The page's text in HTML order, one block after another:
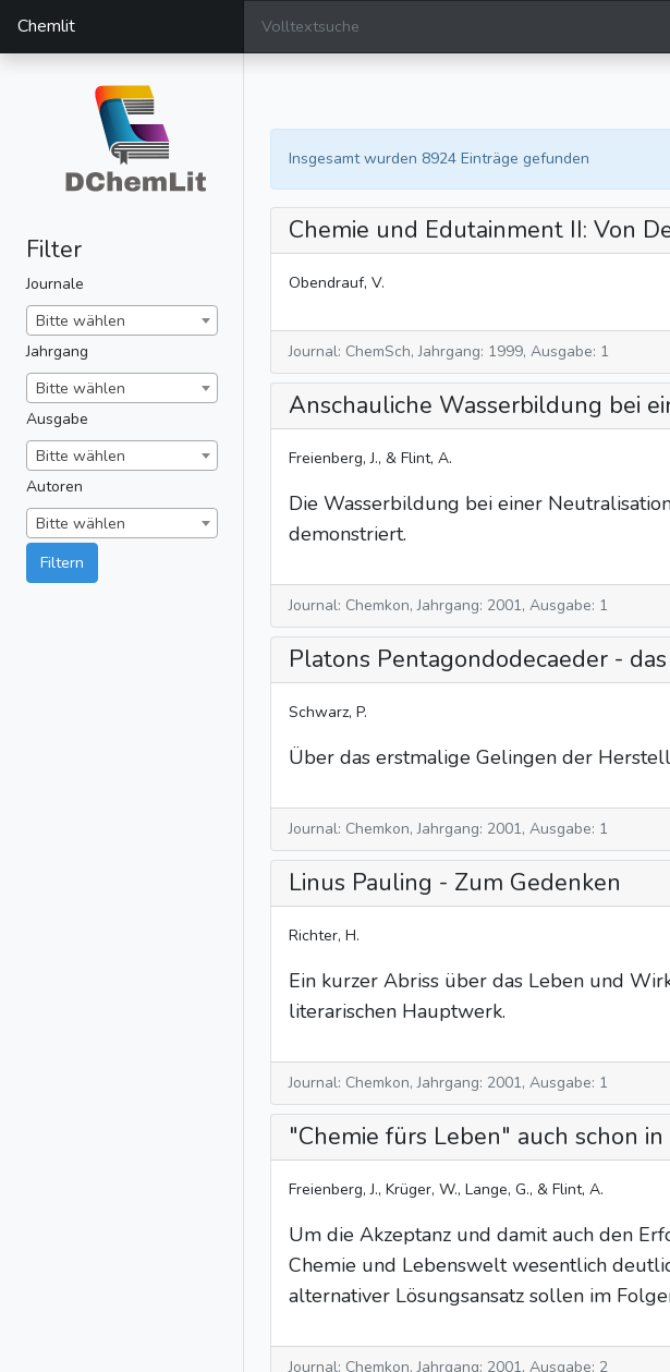
Chemlit
Filter
Journale
Bitte wählen
Jahrgang
Bitte wählen
Ausgabe
Bitte wählen
Autoren
Bitte wählen
Filtern
Insgesamt wurden 8924 Einträge gefunden
Chemie und Edutainment II: Von
Obendrauf, V.
Journal: ChemSch, Jahrgang: 1999, Ausgabe: 1
Anschauliche Wasserbildung bei
Freienberg, J., & Flint, A.
Die Wasserbildung bei einer
demonstriert.
Journal: Chemkon, Jahrgang: 2001, Ausgabe: 1
Platons Pentagondodecaeder -
Schwarz, P.
Über das erstmalige Gelingen der
Journal: Chemkon, Jahrgang: 2001, Ausgabe: 1
Linus Pauling - Zum Gedenken
Richter, H.
Ein kurzer Abriss über das Leben und
literarischen Hauptwerk.
Journal: Chemkon, Jahrgang: 2001, Ausgabe: 1
"Chemie fürs Leben" auch schon
Freienberg, J., Krüger, W., Lange, G., & Flint, A.
Um die Akzeptanz und damit auch den
Chemie und Lebenswelt wesentlich
alternativer Lösungsansatz sollen im
Journal: Chemkon, Jahrgang: 2001, Ausgabe: 2